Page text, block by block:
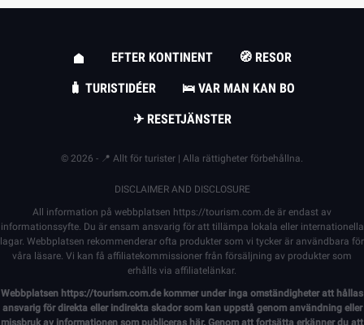
EFTER KONTINENT
🧭 RESOR
🧳 TURISTIDÉER
🛌 VAR MAN KAN BO
✈ RESETJÄNSTER
© 2026 - 📍 Allt för turister | Alla rättigheter förbehållna.
DISCLAIMER AND DISCLOSURE
All information på webbplatsen https://tourism.com.de är endast av
informationssyfte. Du är ensam ansvarig för att tillämpa lokala eller internationella
lagar. Webbplatsen rekommenderar ofta produkter som vi tycker är användbara för
våra läsare. Vi kan få affiliatekommissioner från försäljning av produkter som
erhålls via affiliatelänkar.
Webbplatsen https://tourism.com.dekommer under inga omständigheter att hållas
ansvarig för direkta eller indirekta skador som kan uppstå genom användning eller
missbruk av informationen som publiceras här. Genom att fortsätta erkänner du att